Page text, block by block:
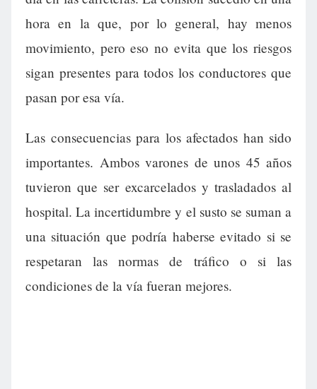
hora en la que, por lo general, hay menos
movimiento, pero eso no evita que los riesgos
sigan presentes para todos los conductores que
pasan por esa vía.
Las consecuencias para los afectados han sido
importantes. Ambos varones de unos 45 años
tuvieron que ser excarcelados y trasladados al
hospital. La incertidumbre y el susto se suman a
una situación que podría haberse evitado si se
respetaran las normas de tráfico o si las
condiciones de la vía fueran mejores.